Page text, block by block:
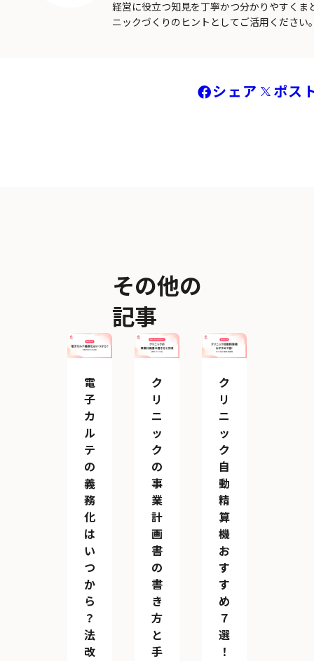
経営に役立つ知見を丁寧かつ分かりやすくま
ニックづくりのヒントとしてご活用ください
シェア ポス
その他の
記事
電
子
カ
ル
テ
の
義
務
化
は
い
つ
か
ら
？
法
改
ク
リ
ニ
ッ
ク
の
事
業
計
画
書
の
書
き
方
と
手
ク
リ
ニ
ッ
ク
自
動
精
算
機
お
す
す
め
７
選
！